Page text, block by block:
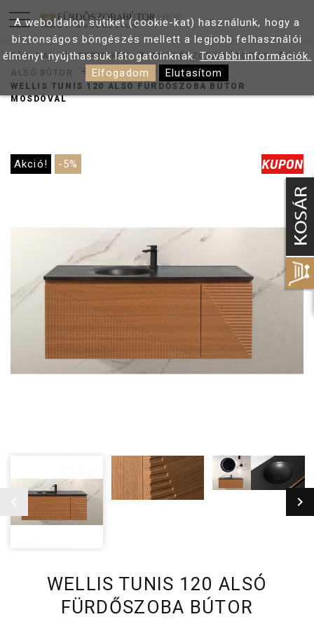
FŐOLDAL TERMÉKEK
FÜRDŐSZOBA BÚTOROK
ALSÓ BÚTOR
WELLIS TUNIS 120 ALSÓ FÜRDŐSZOBA BÚTOR
MOSDÓVAL
Akció! -5%
WELLIS TUNIS 120 ALSÓ
FÜRDŐSZOBA BÚTOR
A weboldalon sütiket (cookie-kat) használunk, hogy a
biztonságos böngészés mellett a legjobb felhasználói
élményt nyújthassuk látogatóinknak.További információk.
Elfogadom
Elutasítom